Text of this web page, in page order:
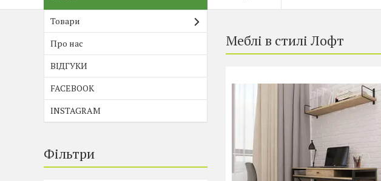
Меблі в стилі Лофт
Товари
Про нас
ВІДГУКИ
FACEBOOK
INSTAGRAM
Фільтри